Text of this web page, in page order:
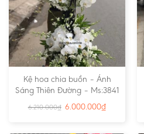
Kệ hoa chia buồn – Ánh
Sáng Thiên Đường – Ms:3841
6.210.000₫ 6.000.000₫